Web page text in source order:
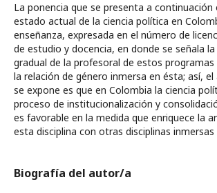
La ponencia que se presenta a continuación
estado actual de la ciencia política en
enseñanza, expresada en el número de
de estudio y docencia, en donde se señala
gradual de la profesoral de estos
la relación de género inmersa en ésta; así,
se expone es que en Colombia la ciencia
proceso de institucionalización y
es favorable en la medida que enriquece la
esta disciplina con otras disciplinas inmersas
Biografía del autor/a